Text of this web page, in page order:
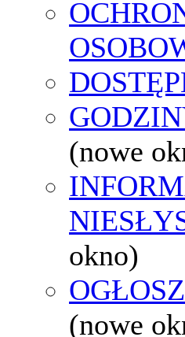
(nowe
okno)
(nowe